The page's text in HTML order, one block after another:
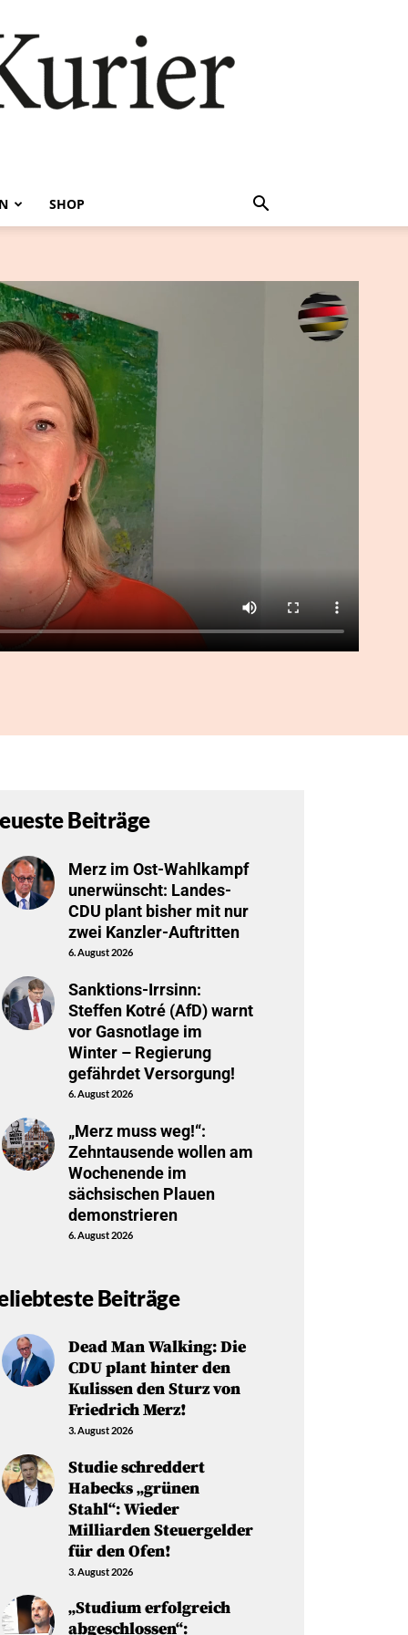
SHOP
Beiträge
Merz im Ost-Wahlkampf
unerwünscht: Landes-
CDU plant bisher mit nur
zwei Kanzler-Auftritten
6. August 2026
Sanktions-Irrsinn:
Steffen Kotré (AfD) warnt
vor Gasnotlage im
Winter – Regierung
gefährdet Versorgung!
6. August 2026
„Merz muss weg!“:
Zehntausende wollen am
Wochenende im
sächsischen Plauen
demonstrieren
6. August 2026
Beiträge
Dead Man Walking: Die
CDU plant hinter den
Kulissen den Sturz von
Friedrich Merz!
3. August 2026
Studie schreddert
Habecks „grünen
Stahl“: Wieder
Milliarden Steuergelder
für den Ofen!
3. August 2026
„Studium erfolgreich
abgeschlossen“: